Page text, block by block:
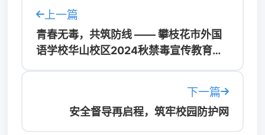
上一篇
青春无毒，共筑防线 —— 攀枝花市外国
语学校华山校区2024秋禁毒宣传教育活
下一篇
安全督导再启程，筑牢校园防护网